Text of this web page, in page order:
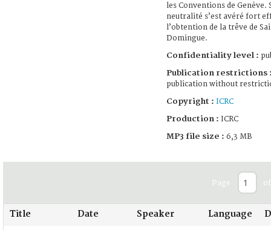
les Conventions de Genève.
neutralité s’est avéré fort
l’obtention de la trêve de
Domingue.
Confidentiality level :
Publication restrictions
publication without
Copyright : ICRC
Production : ICRC
MP3 file size : 6,3 MB
Page
Title Date Speaker Language